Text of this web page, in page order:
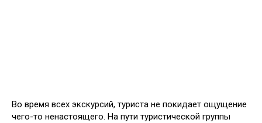
Во время всех экскурсий, туриста не покидает ощущение
чего-то ненастоящего. На пути туристической группы